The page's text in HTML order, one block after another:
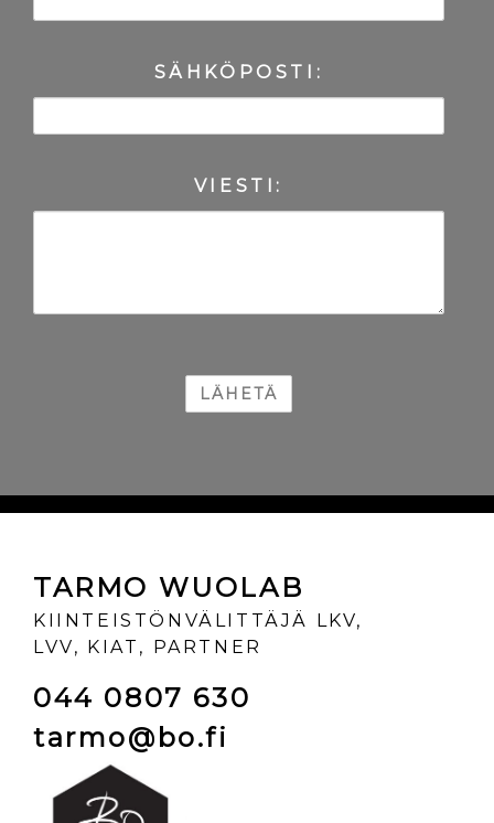
SÄHKÖPOSTI:
VIESTI:
TARMO WUOLAB
KIINTEISTÖNVÄLITTÄJÄ LKV,
LVV, KIAT, PARTNER
044 0807 630
tarmo@bo.fi